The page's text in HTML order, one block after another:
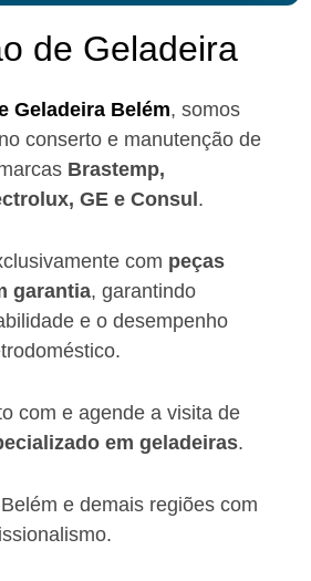
de Geladeira
Geladeira Belém, somos
conserto e manutenção de
Brastemp,
GE e Consul .
com peças
garantia, garantindo
e o desempenho
com e agende a visita de
em geladeiras.
e demais regiões com